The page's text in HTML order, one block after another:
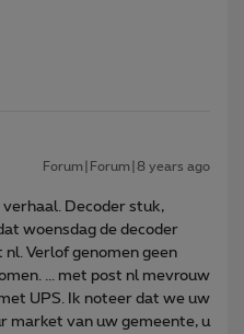
Forum|Forum|8 years ago
Decoder stuk,
woensdag de decoder
Verlof genomen geen
... met post nl mevrouw
UPS. Ik noteer dat we uw
market van uw gemeente, u